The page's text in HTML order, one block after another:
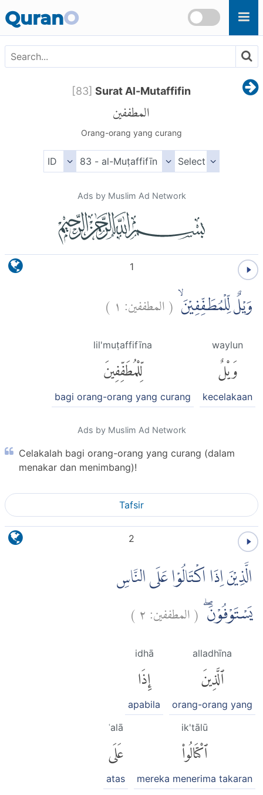
QuranO
[83] Surat Al-Mutaffifin
المطففين
Orang-orang yang curang
Ads by Muslim Ad Network
1
وَيْلٌ لِّلْمُطَفِّفِيْنَۙ (المطففين: ١ )
waylun
وَيْلٌ
kecelakaan
lil'muṭaffifīna
لِّلْمُطَفِّفِينَ
bagi orang-orang yang curang
Ads by Muslim Ad Network
Celakalah bagi orang-orang yang curang (dalam
menakar dan menimbang)!
Tafsir
2
الَّذِيْنَ اِذَا اكْتَالُوْا عَلَى النَّاسِ
يَسْتَوْفُوْنَۖ (المطففين:٢)
alladhīna
ٱلَّذِينَ
orang-orang yang
idhā
إِذَا
apabila
ik'tālū
ٱكْتَالُوا۟
mereka menerima takaran
ʿalā
عَلَى
atas